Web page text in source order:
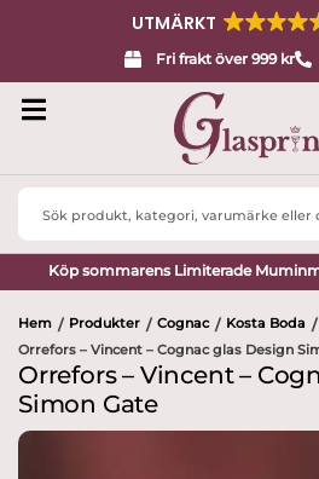
UTMÄRKT
Fri frakt över 999 kr
Search
Köp sommarens Limiterade
Hem / Produkter / Cognac / Kosta Boda /
Orrefors – Vincent – Cognac glas Design
Orrefors – Vincent –
Simon Gate